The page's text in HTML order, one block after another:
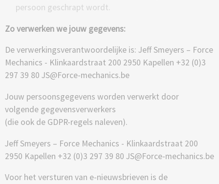
persoon geschrapt wordt.
Zo verwerken we jouw gegevens:
De verwerkingsverantwoordelijke is: Jeff Smeyers – Force
Mechanics - Klinkaardstraat 200 2950 Kapellen +32 (0)3
297 39 80 JS@Force-mechanics.be
Jouw persoonsgegevens worden verwerkt door
volgende gegevensverwerkers
(die ook de GDPR-regels naleven).
Jeff Smeyers – Force Mechanics - Klinkaardstraat 200
2950 Kapellen +32 (0)3 297 39 80 JS@Force-mechanics.be
Voor het versturen van e-nieuwsbrieven is de